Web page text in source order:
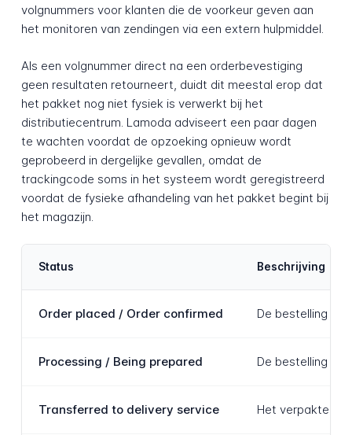
volgnummers voor klanten die de voorkeur geven aan
het monitoren van zendingen via een extern hulpmiddel.
Als een volgnummer direct na een orderbevestiging
geen resultaten retourneert, duidt dit meestal erop dat
het pakket nog niet fysiek is verwerkt bij het
distributiecentrum. Lamoda adviseert een paar dagen
te wachten voordat de opzoeking opnieuw wordt
geprobeerd in dergelijke gevallen, omdat de
trackingcode soms in het systeem wordt geregistreerd
voordat de fysieke afhandeling van het pakket begint bij
het magazijn.
Status Beschrijving
Order placed / Order confirmed De bestelling
Processing / Being prepared De bestelling
Transferred to delivery service Het verpakte